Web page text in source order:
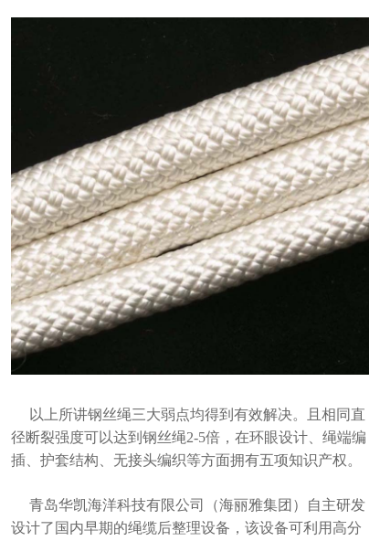
以上所讲钢丝绳三大弱点均得到有效解决。且相同直
径断裂强度可以达到钢丝绳2-5倍，在环眼设计、绳端编
插、护套结构、无接头编织等方面拥有五项知识产权。
青岛华凯海洋科技有限公司（海丽雅集团）自主研发
设计了国内早期的绳缆后整理设备，该设备可利用高分